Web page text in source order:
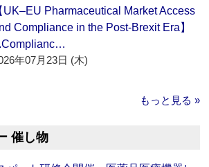
UK–EU Pharmaceutical Market Access
Compliance in the Post-Brexit Era】
年07月23日 (木)
もっと見る »
催し物